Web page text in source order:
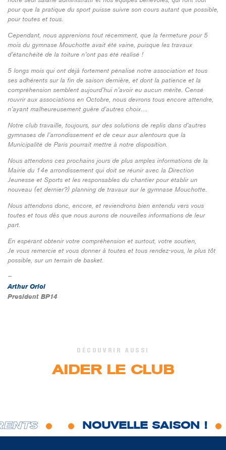
pour que la pratique du sport puisse suivre son cours autant que possible,
pour toutes et tous.
Cependant, nous apprenions tout récemment, que la fermeture pour 5
mois du gymnase Mouchotte avait été vaine, puisque les travaux
d’étanchéité de la toiture n’ont pas été réalisé !
5 longs mois qui ont déjà fortement pénalisé notre association et tous
ses adhérents sur la fin de saison dernière, et dont la patience et la
compréhension semblent aujourd’hui n’avoir eu aucun mérite. Censé
rouvrir aux associations en Octobre, nous devrons tous encore attendre,
n’ayant malheureusement guère d’autres choix…
Notre club travaille, toujours, sur des solutions de replis dans d’autres
gymnases de l’arrondissement et de ceux aux alentours que la
Municipalité de Paris pourrait mettre à notre disposition.
Nous attendons ces prochains jours de plus amples informations de la
Mairie du 14e arrondissement qui doit se réunir avec la Direction
Jeunesse et Sports et les responsables du chantier pour établir un
nouveau (et dernier?) planning de travaux sur le gymnase Mouchotte.
Nous attendons donc, encore, et reviendrons bien entendu vers vous
toutes et tous dès que nous aurons de nouvelles informations de leur
part.
En espérant obtenir votre compréhension et surtout, votre soutien,
Je vous remercie et vous donner à toutes et tous rendez-vous, le plus tôt
possible, sur un terrain de basket.
—
Arthur Oriol
President BP14
DÉCOUVRIR AUSSI
AIDER LE CLUB
NOUVELLE SAISON !